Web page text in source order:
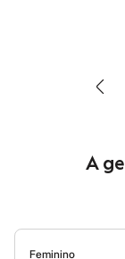
Moda esportiva
Novidades
Feminino
A
Feminino